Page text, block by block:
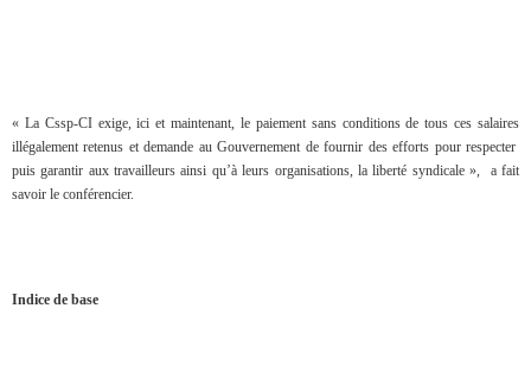
« La Cssp-CI exige, ici et maintenant, le paiement sans conditions de tous ces salaires
illégalement retenus et demande au Gouvernement de fournir des efforts pour respecter
puis garantir aux travailleurs ainsi qu’à leurs organisations, la liberté syndicale », a fait
savoir le conférencier.
Indice de base